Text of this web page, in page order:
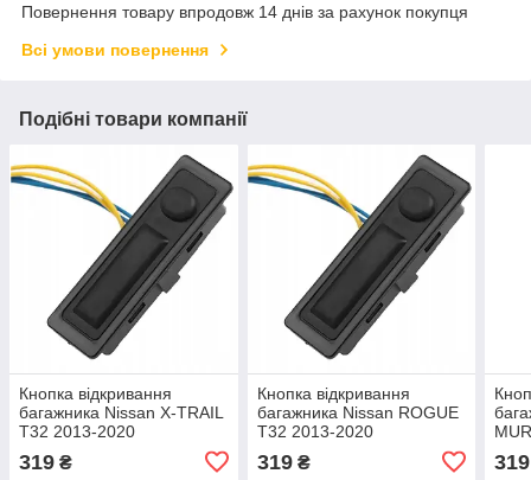
Повернення товару впродовж 14 днів за рахунок покупця
Всі умови повернення
Подібні товари компанії
Кнопка відкривання
багажника Nissan X-TRAIL
T32 2013-2020
319 ₴
Кнопка відкривання
багажника Nissan ROGUE
T32 2013-2020
319₴ 319